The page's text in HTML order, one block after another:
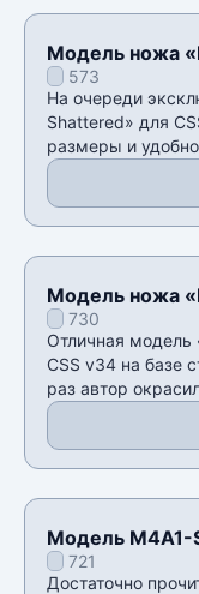
Модель ножа
v34573
На очереди
Shattered» для
размеры и удобно
Модель ножа
для CSS v34
730
Отличная модель
CSS v34 на базе
раз автор
Модель M4A1-
721
Достаточно